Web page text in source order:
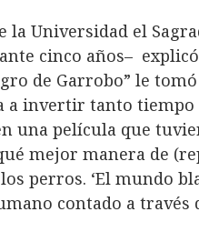
la Universidad el
cinco años–
de Garrobo” le
a invertir tanto
una película que
mejor manera de
perros. ‘El mundo
contado a través